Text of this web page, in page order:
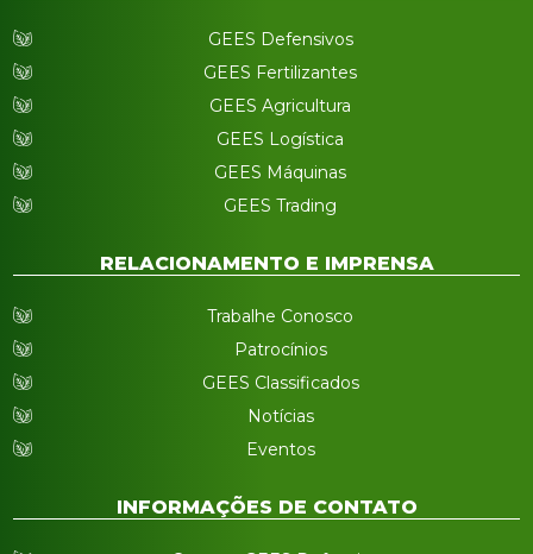
GEES Defensivos
GEES Fertilizantes
GEES Agricultura
GEES Logística
GEES Máquinas
GEES Trading
RELACIONAMENTO E IMPRENSA
Trabalhe Conosco
Patrocínios
GEES Classificados
Notícias
Eventos
INFORMAÇÕES DE CONTATO